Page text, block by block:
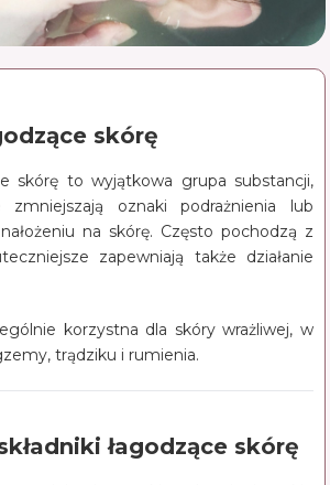
skórę
skórę to wyjątkowa grupa substancji,
zmniejszają oznaki podrażnienia lub
na skórę. Często pochodzą z
zapewniają także działanie
korzystna dla skóry wrażliwej, w
trądziku i rumienia.
łagodzące skórę